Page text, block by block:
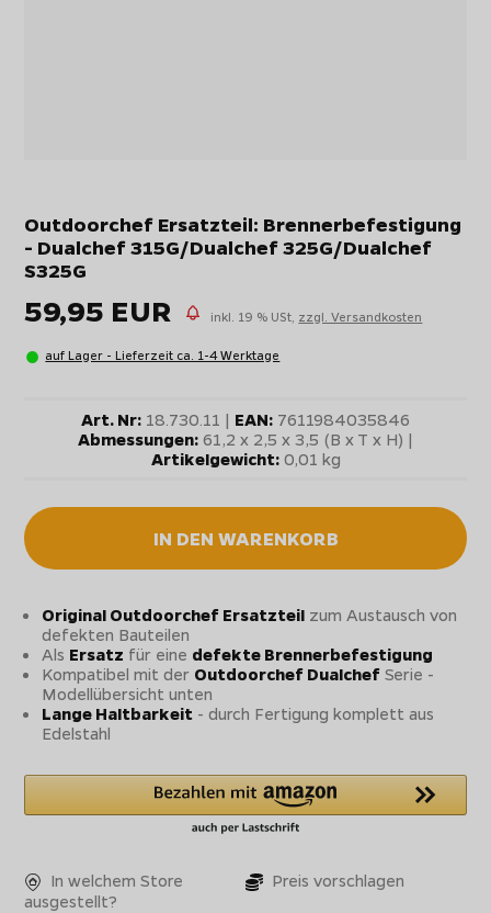
Outdoorchef Ersatzteil: Brennerbefestigung
- Dualchef 315G/Dualchef 325G/Dualchef
S325G
59,95 EUR inkl. 19 % USt, zzgl. Versandkosten
auf Lager - Lieferzeit ca. 1-4 Werktage
Art. Nr: 18.730.11 | EAN: 7611984035846
Abmessungen: 61,2 x 2,5 x 3,5 (B x T x H) |
Artikelgewicht:0,01 kg
IN DEN WARENKORB
Original Outdoorchef Ersatzteil zum Austausch von
defekten Bauteilen
Als Ersatz für eine defekte Brennerbefestigung
Kompatibel mit der Outdoorchef Dualchef Serie -
Modellübersicht unten
Lange Haltbarkeit - durch Fertigung komplett aus
Edelstahl
In welchem Store
ausgestellt?
Preis vorschlagen